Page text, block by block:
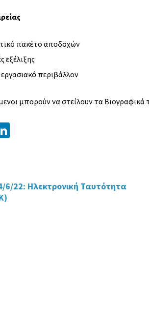
πακέτο αποδοχών
εξέλιξης
περιβάλλον
μπορούν να στείλουν τα Βιογραφικά
n
6/22: Ηλεκτρονική Ταυτότητα